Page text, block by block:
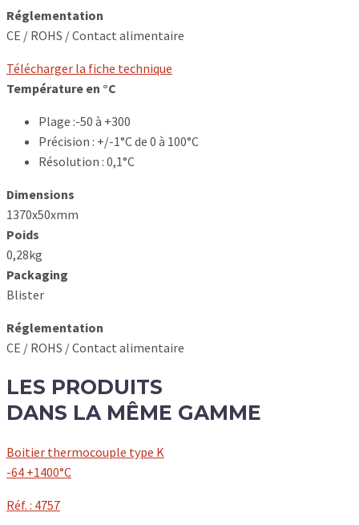
Réglementation
CE / ROHS / Contact alimentaire
Télécharger la fiche technique
Température en °C
Plage :-50 à +300
Précision : +/-1°C de 0 à 100°C
Résolution : 0,1°C
Dimensions
1370x50xmm
Poids
0,28kg
Packaging
Blister
Réglementation
CE / ROHS / Contact alimentaire
LES PRODUITS
DANS LA MÊME GAMME
Boitier thermocouple type K
-64 +1400°C
Réf. : 4757